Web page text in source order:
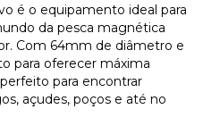
é o equipamento ideal para
da pesca magnética
Com 64mm de diâmetro e
para oferecer máxima
para encontrar
açudes, poços e até no